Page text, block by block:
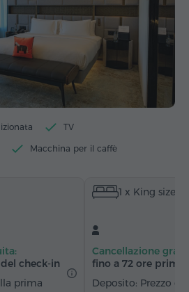
TV
Macchina per il caffè
Pantofole
Zona salotto
Cassaforte
sveglia Canali via cavo
check‑in
prima
1 x King size
Cancellazione
fino a 72 ore prima
Deposito: Prezzo